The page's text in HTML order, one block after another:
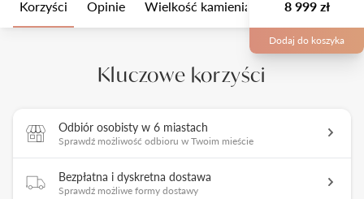
Korzyści Opinie Wielkość kamienia Opis
8 999 zł
Dodaj do koszyka
Kluczowe korzyści
Odbiór osobisty w 6 miastach
Sprawdź możliwość odbioru w Twoim mieście
Bezpłatna i dyskretna dostawa
Sprawdź możliwe formy dostawy